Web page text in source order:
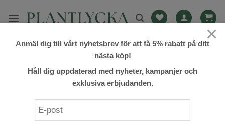
PRODUKTER MÄRKTA ”PORZECZKA”
FILTRERA
×
Anmäl dig till vårt nyhetsbrev för att få 5% rabatt på ditt
nästa köp!
Håll dig uppdaterad med nyheter, kampanjer och
exklusiva erbjudanden.